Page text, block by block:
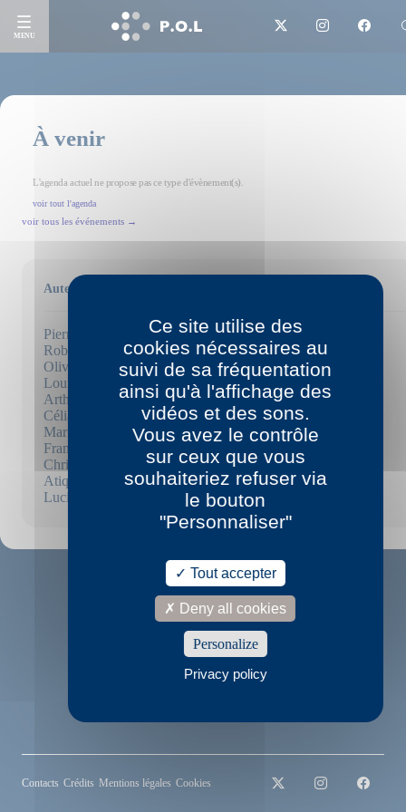
MENU
À venir
L'agenda actuel ne propose pas ce type d'évènement(s).
voir tout l'agenda
voir tous les événements →
Auteurs
Pierric Bailly
Robert Bober
Olivier Brossard
Louise Chennevière
Arthur Dreyfus
Célia Houdart
Marielle Hubert
Franck Mignot
Christine Montalbetti
Atiq Rahimi
Lucie Rico
Contacts Crédits Mentions légales Cookies
Ce site utilise des
cookies nécessaires au
suivi de sa fréquentation
ainsi qu'à l'affichage des
vidéos et des sons.
Vous avez le contrôle
sur ceux que vous
souhaiteriez refuser via
le bouton
"Personnaliser"
Tout accepter
Deny all cookies
Personalize
Privacy policy